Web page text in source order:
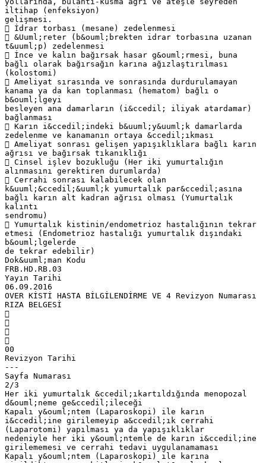
iltihap (enfeksiyon)
gelişmesi.
 İdrar torbası (mesane) zedelenmesi
 &Uuml;reter (b&ouml;brekten idrar torbasına uzanan
t&uuml;p) zedelenmesi
 İnce ve kalın bağırsak hasar g&ouml;rmesi, buna
bağlı olarak bağırsağın karına ağızlaştırılması
(kolostomi)
 Ameliyat sırasında ve sonrasında durdurulamayan
kanama ya da kan toplanması (hematom) bağlı o
b&ouml;lgeyi
besleyen ana damarların (i&ccedil; iliyak atardamar)
bağlanması
 Karın i&ccedil;indeki b&uuml;y&uuml;k damarlarda
zedelenme ve kanamanın ortaya &ccedil;ıkması
 Ameliyat sonrası gelişen yapışıklıklara bağlı karın
ağrısı ve bağırsak tıkanıklığı
 Cinsel işlev bozukluğu (Her iki yumurtalığın
alınmasını gerektiren durumlarda)
 Cerrahi sonrası kalabilecek olan
k&uuml;&ccedil;&uuml;k yumurtalık par&ccedil;asına
bağlı karın alt kadran ağrısı olması (Yumurtalık
kalıntı
sendromu)
 Yumurtalık kistinin/endometrioz hastalığının tekrar
etmesi (Endometrioz hastalığı yumurtalık dışındaki
b&ouml;lgelerde
de tekrar edebilir)
Dok&uuml;man Kodu
FRB.HD.RB.03
Yayın Tarihi
06.09.2016
OVER KİSTİ HASTA BİLGİLENDİRME VE 4 Revizyon Numarası
RIZA BELGESİ




00
Revizyon Tarihi
---
Sayfa Numarası
2/3
Her iki yumurtalık &ccedil;ıkartıldığında menopozal
d&ouml;neme ge&ccedil;ileceği
Kapalı y&ouml;ntem (Laparoskopi) ile karın
i&ccedil;ine girilemeyip a&ccedil;ık cerrahi
(Laparotomi) yapılması ya da yapışıklıklar
nedeniyle her iki y&ouml;ntemle de karın i&ccedil;ine
girilememesi ve cerrahi tedavi uygulanamaması
Kapalı y&ouml;ntem (Laparoskopi) ile karına